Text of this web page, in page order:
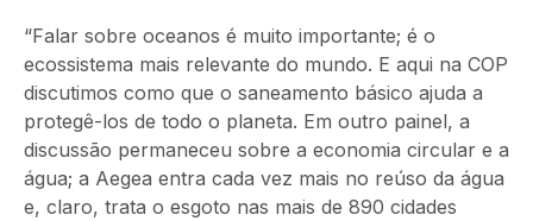
“Falar sobre oceanos é muito importante; é o
ecossistema mais relevante do mundo. E aqui na COP
discutimos como que o saneamento básico ajuda a
protegê-los de todo o planeta. Em outro painel, a
discussão permaneceu sobre a economia circular e a
água; a Aegea entra cada vez mais no reúso da água
e, claro, trata o esgoto nas mais de 890 cidades